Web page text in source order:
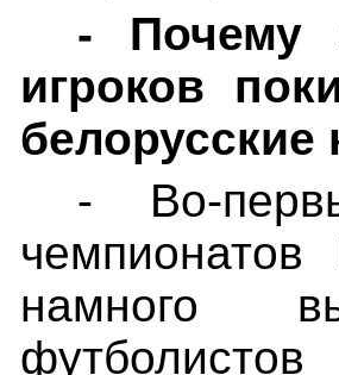
- Почему
игроков
белорусские
- Во-
намного